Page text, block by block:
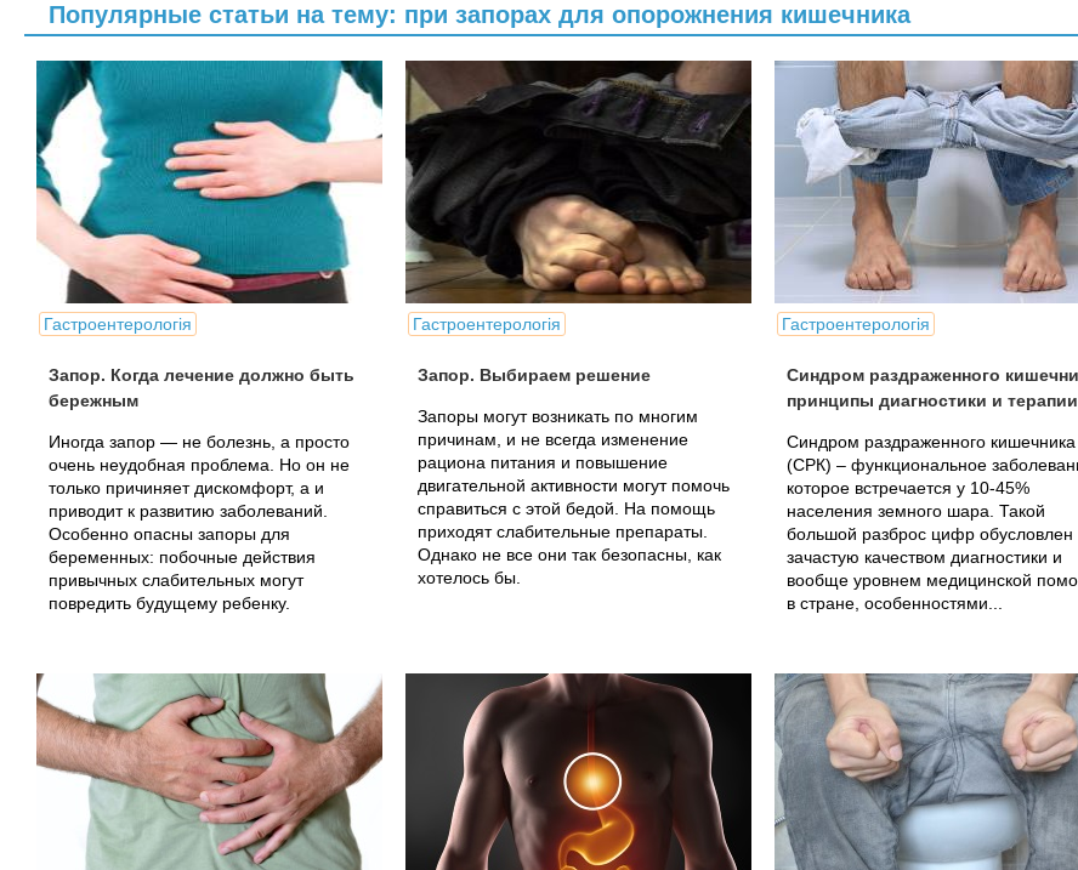
Популярные статьи на тему: при запорах для опорожнения кишечника
Гастроентерологія
Запор. Когда лечение должно быть
бережным
Иногда запор — не болезнь, а просто
очень неудобная проблема. Но он не
только причиняет дискомфорт, а и
приводит к развитию заболеваний.
Особенно опасны запоры для
беременных: побочные действия
привычных слабительных могут
повредить будущему ребенку.
Гастроентерологія
Запор. Выбираем решение
Запоры могут возникать по многим
причинам, и не всегда изменение
рациона питания и повышение
двигательной активности могут помочь
справиться с этой бедой. На помощь
приходят слабительные препараты.
Однако не все они так безопасны, как
хотелось бы.
Гастроентерологія
Синдром раздраженного
принципы диагностики и терапии
Синдром раздраженного кишечника
(СРК) – функциональное
которое встречается у 10-45%
населения земного шара. Такой
большой разброс цифр обусловлен
зачастую качеством диагностики и
вообще уровнем медицинской
в стране, особенностями...